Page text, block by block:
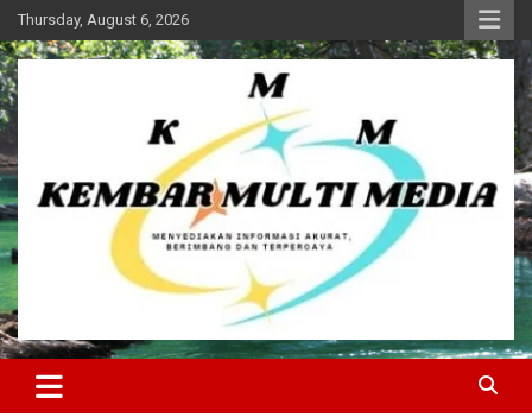
Skip
to
content
Thursday, August 6, 2026
Kembar Multi Media